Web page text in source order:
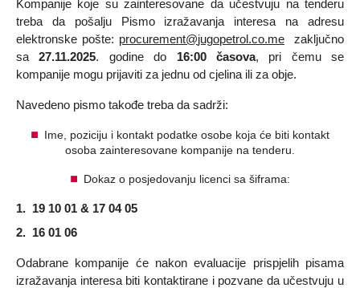
Kompanije koje su zainteresovane da učestvuju na tenderu
treba da pošalju Pismo izražavanja interesa na adresu
elektronske pošte: procurement@jugopetrol .co.me
zaključno
sa27.11.2025. godine do 16:00 časova, pri čemu
se
kompanije mogu prijaviti za jednu od cjelina ili za obje.
Navedeno pismo takođe treba da sadrži:
Ime, poziciju i kontakt podatke osobe koja će biti kontakt
osoba zainteresovane kompanije na tenderu.
Dokaz o posjedovanju licenci sa šiframa:
1. 19 10 01 & 17 04 05
2. 16 01 06
Odabrane kompanije će nakon evaluacije prispjelih pisama
izražavanja interesa biti kontaktirane i pozvane da učestvuju u